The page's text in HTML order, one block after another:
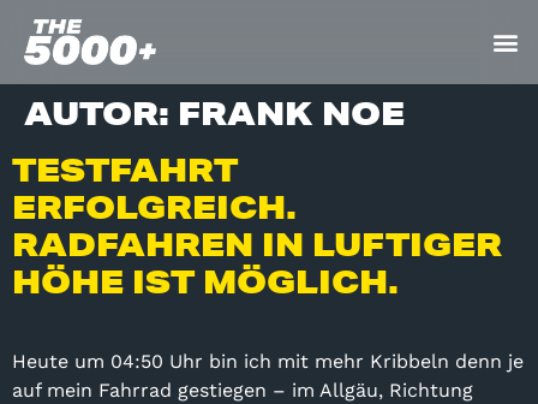
AUTOR: FRANK NOE
TESTFAHRT
ERFOLGREICH.
RADFAHREN IN LUFTIGER
HÖHE IST MÖGLICH.
Heute um 04:50 Uhr bin ich mit mehr Kribbeln denn je
auf mein Fahrrad gestiegen – im Allgäu, Richtung